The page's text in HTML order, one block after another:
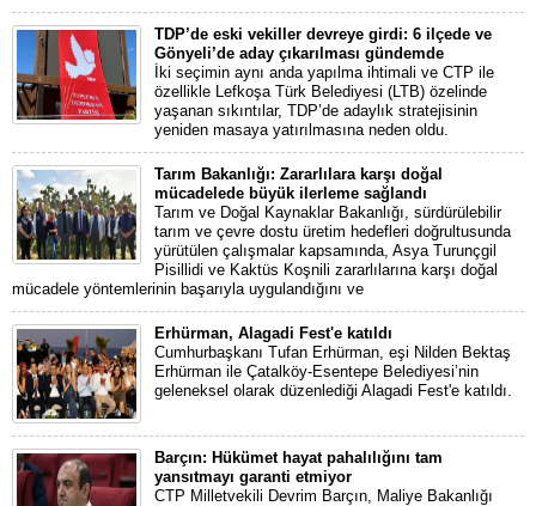
TDP’de eski vekiller devreye girdi: 6 ilçede ve
Gönyeli’de aday çıkarılması gündemde
İki seçimin aynı anda yapılma ihtimali ve CTP ile
özellikle Lefkoşa Türk Belediyesi (LTB) özelinde
yaşanan sıkıntılar, TDP’de adaylık stratejisinin
yeniden masaya yatırılmasına neden oldu.
Tarım Bakanlığı: Zararlılara karşı doğal
mücadelede büyük ilerleme sağlandı
Tarım ve Doğal Kaynaklar Bakanlığı, sürdürülebilir
tarım ve çevre dostu üretim hedefleri doğrultusunda
yürütülen çalışmalar kapsamında, Asya Turunçgil
Pisillidi ve Kaktüs Koşnili zararlılarına karşı doğal
mücadele yöntemlerinin başarıyla uygulandığını ve
Erhürman, Alagadi Fest'e katıldı
Cumhurbaşkanı Tufan Erhürman, eşi Nilden Bektaş
Erhürman ile Çatalköy-Esentepe Belediyesi’nin
geleneksel olarak düzenlediği Alagadi Fest'e katıldı.
Barçın: Hükümet hayat pahalılığını tam
yansıtmayı garanti etmiyor
CTP Milletvekili Devrim Barçın, Maliye Bakanlığı